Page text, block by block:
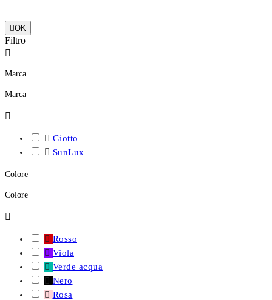
OK
Filtro

Marca
Marca

 Giotto
 SunLux
Colore
Colore

 Rosso
 Viola
 Verde acqua
 Nero
 Rosa